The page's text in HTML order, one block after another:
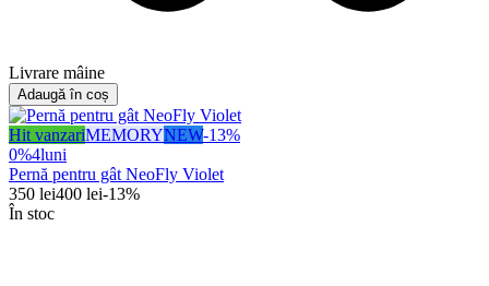
Livrare mâine
Adaugă în coș
Hit vanzariMEMORYNEW-13%
0%4luni
Pernă pentru gât NeoFly Violet
350 lei400 lei-13%
În stoc